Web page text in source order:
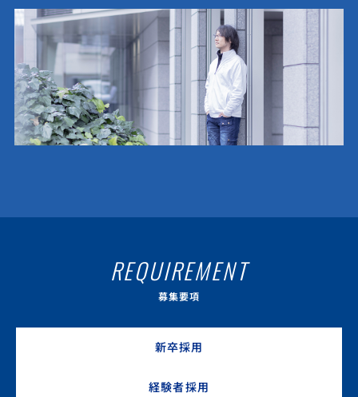
REQUIREMENT
募集要項
新卒採用
経験者採用